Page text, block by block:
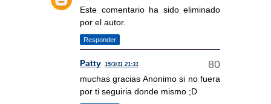
Este comentario ha sido eliminado
por el autor.
Responder
Patty 15/3/11 21:31
muchas gracias Anonimo si no fuera
por ti seguiria donde mismo ;D